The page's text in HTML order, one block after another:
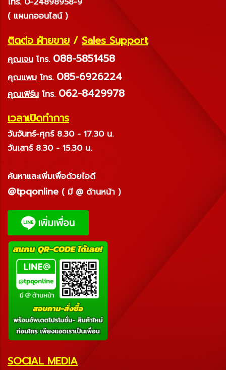
( แผนกออนไลน์ )
ติดต่อ ฝ่ายขาย / Sales Support
คุณเจน โทร. 088-5851458
คุณแพม โทร. 085-6926224
คุณเฟิร์น โทร. 062-8429978
เวลาเปิดทำการ
วันจันทร์-ศุกร์ 8.30 - 17.30 น.
วันเสาร์ 8.30 - 15.30 น.
ค้นหาและเพิ่มเพื่อด้วยไอดี
@tpqonline ( มี @ ด้านหน้า )
SOCIAL MEDIA